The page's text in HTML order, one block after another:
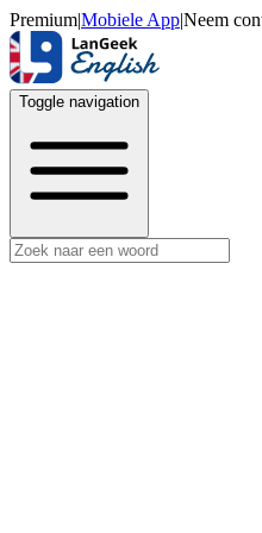
Premium|Mobiele App|Neem
Toggle navigation